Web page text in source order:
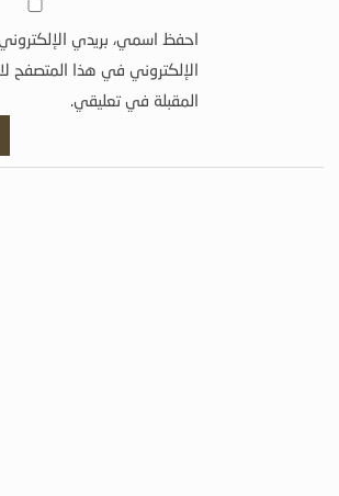
احفظ اسمي، بريدي
الإلكتروني في هذا المتصفح
المقبلة في تعليقي.